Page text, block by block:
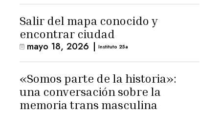
Salir del mapa conocido y
encontrar ciudad
mayo 18, 2026 | Instituto 25a
«Somos parte de la historia»:
una conversación sobre la
memoria trans masculina